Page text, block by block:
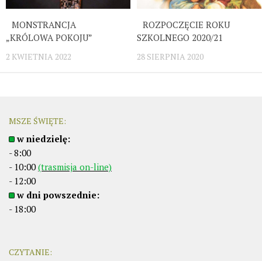
MONSTRANCJA
„KRÓLOWA POKOJU”
2 KWIETNIA 2022
ROZPOCZĘCIE ROKU
SZKOLNEGO 2020/21
28 SIERPNIA 2020
MSZE ŚWIĘTE:
w niedzielę:
- 8:00
- 10:00(trasmisja on-line)
- 12:00
w dni powszednie:
- 18:00
CZYTANIE: